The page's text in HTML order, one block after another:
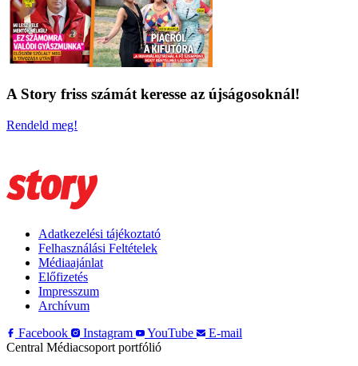
A Story friss számát keresse az újságosoknál!
Rendeld meg!
Adatkezelési tájékoztató
Felhasználási Feltételek
Médiaajánlat
Előfizetés
Impresszum
Archívum
Facebook
Instagram YouTube
E-mail
Central Médiacsoport portfólió